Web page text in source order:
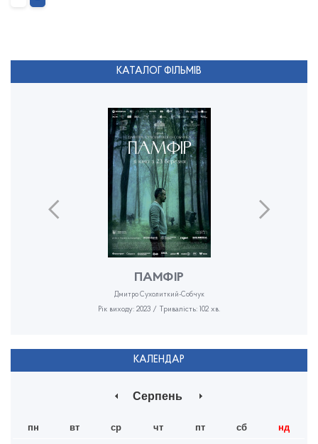
КАТАЛОГ ФІЛЬМІВ
ПАМФІР
Дмитро Сухолиткий-Собчук
Рік виходу: 2023 / Тривалість: 102 хв.
КАЛЕНДАР
Серпень
пн вт ср чт пт сб нд